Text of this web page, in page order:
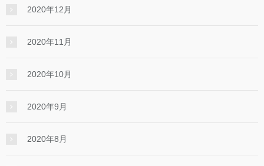
2020年12月
2020年11月
2020年10月
2020年9月
2020年8月